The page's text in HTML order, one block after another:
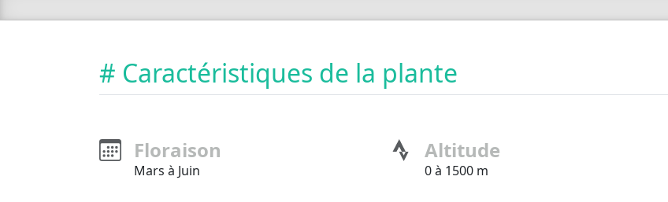
# Caractéristiques de la plante
Floraison
Mars à Juin
Altitude
0 à 1500 m